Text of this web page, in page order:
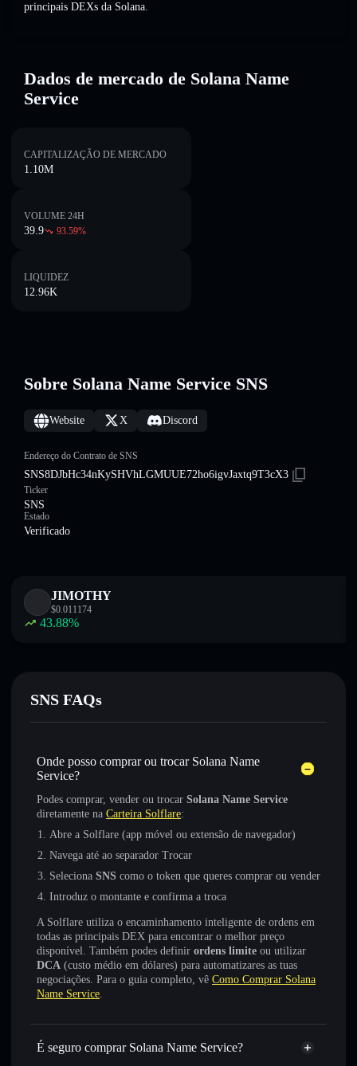
principais DEXs da Solana.
Dados de mercado de Solana Name
Service
CAPITALIZAÇÃO DE MERCADO
1.10M
VOLUME 24H
39.9 93.59%
LIQUIDEZ
12.96K
Sobre Solana Name Service SNS
Website X Discord
Endereço do Contrato de SNS
SNS8DJbHc34nKySHVhLGMUUE72ho6igvJaxtq9T3cX3
Ticker
SNS
Estado
Verificado
JIMOTHY
$0.011174
43.88%
SNS FAQs
Onde posso comprar ou trocar Solana Name
Service?
Podes comprar, vender ou trocar Solana Name Service
diretamente na Carteira Solflare:
Abre a Solflare (app móvel ou extensão de navegador)
Navega até ao separador Trocar
Seleciona SNS como o token que queres comprar ou vender
Introduz o montante e confirma a troca
A Solflare utiliza o encaminhamento inteligente de ordens em
todas as principais DEX para encontrar o melhor preço
disponível. Também podes definir ordens limite ou utilizar
DCA (custo médio em dólares) para automatizares as tuas
negociações. Para o guia completo, vê Como Comprar Solana
Name Service.
É seguro comprar Solana Name Service?